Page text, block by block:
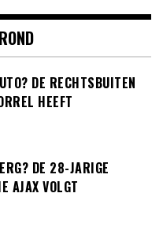
DE RECHTSBUITEN
HEEFT
DE 28-JARIGE
AJAX VOLGT